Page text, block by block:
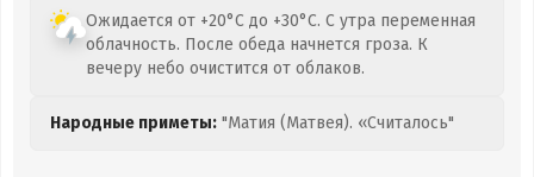
Ожидается от +20°C до +30°C. С утра переменная
облачность. После обеда начнется гроза. К
вечеру небо очистится от облаков.
Народные приметы: "Матия (Матвея). «Считалось"